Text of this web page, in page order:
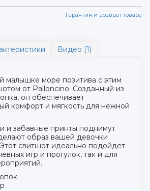
Гарантия и возврат товара
Видео (1)
малышке море позитива с этим
от Palloncino. Созданный из
он обеспечивает
комфорт и мягкость для нежной
и забавные принты поднимут
образ вашей девочки
свитшот идеально подойдет
игр и прогулок, так и для